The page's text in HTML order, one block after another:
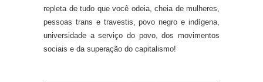
repleta de tudo que você odeia, cheia de mulheres,
pessoas trans e travestis, povo negro e indígena,
universidade a serviço do povo, dos movimentos
sociais e da superação do capitalismo!